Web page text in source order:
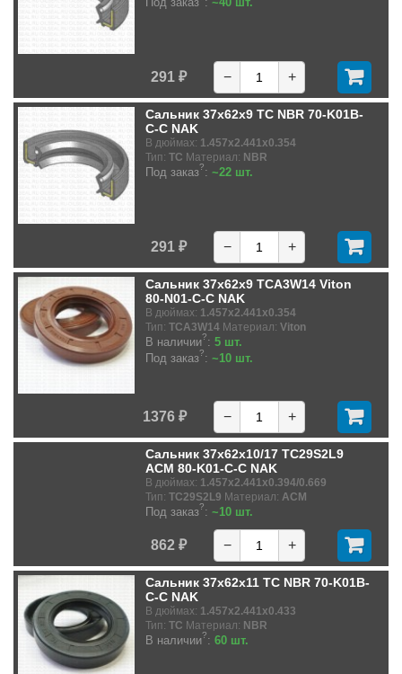
291 ₽ − +
Сальник 37x62x9 TC NBR 70-K01B-
C-C NAK
В дюймах: 1.457x2.441x0.354
Тип: TC Материал: NBR
Под заказ?: ~22 шт.
291 ₽ − +
Сальник 37x62x9 TCA3W14 Viton
80-N01-C-C NAK
В дюймах: 1.457x2.441x0.354
Тип: TCA3W14 Материал: Viton
В наличии?: 5 шт.
Под заказ?: ~10 шт.
1376 ₽ − +
Сальник 37x62x10/17 TC29S2L9
ACM 80-K01-C-C NAK
В дюймах: 1.457x2.441x0.394/0.669
Тип: TC29S2L9 Материал: ACM
Под заказ?: ~10 шт.
862 ₽ − +
Сальник 37x62x11 TC NBR 70-K01B-
C-C NAK
В дюймах: 1.457x2.441x0.433
Тип: TC Материал: NBR
В наличии?: 60 шт.